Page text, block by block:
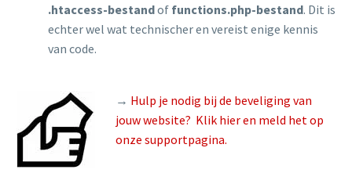
.htaccess-bestandof functions.php-bestand. Dit is
echter wel wat technischer en vereist enige kennis
van code.
→ Hulp je nodig bij de beveliging van
jouw website? Klik hier en meld het op
onze supportpagina.